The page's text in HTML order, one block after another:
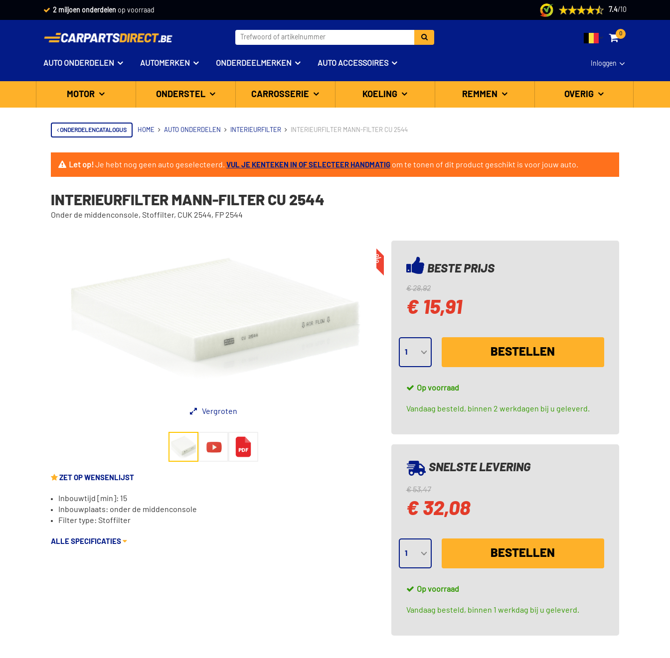
2 miljoen onderdelen op voorraad 7.4/ 10
0
Inloggen
AUTO ONDERDELEN AUTOMERKEN ONDERDEELMERKEN AUTO ACCESSOIRES
MOTOR ONDERSTEL CARROSSERIE KOELING REMMEN OVERIG
ONDERDELENCATALOGUS HOME AUTO ONDERDELEN INTERIEURFILTER INTERIEURFILTER MANN-FILTER CU 2544
Let op!Je hebt nog geen auto geselecteerd. VUL JE KENTEKEN IN OF SELECTEER HANDMATIG om te tonen of dit product geschikt is voor jouw auto.
INTERIEURFILTER MANN-FILTER CU 2544
Onder de middenconsole, Stoffilter, CUK 2544, FP 2544
-45%
Vergroten
ZET OP WENSENLIJST
Inbouwtijd [min]: 15
Inbouwplaats: onder de middenconsole
Filter type: Stoffilter
ALLE SPECIFICATIES
BESTE PRIJS
€ 28,92
€ 15,91
BESTELLEN
Op voorraad
Vandaag besteld, binnen 2 werkdagen bij u geleverd.
SNELSTE LEVERING
€ 53,47
€ 32,08
BESTELLEN
Op voorraad
Vandaag besteld, binnen 1 werkdag bij u geleverd.